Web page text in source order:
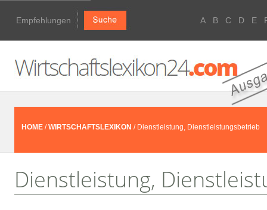
Empfehlungen A B C D E
HOME /WIRTSCHAFTSLEXIKON / Dienstleistung, Dienstleistungsbetrieb
Dienstleistung,